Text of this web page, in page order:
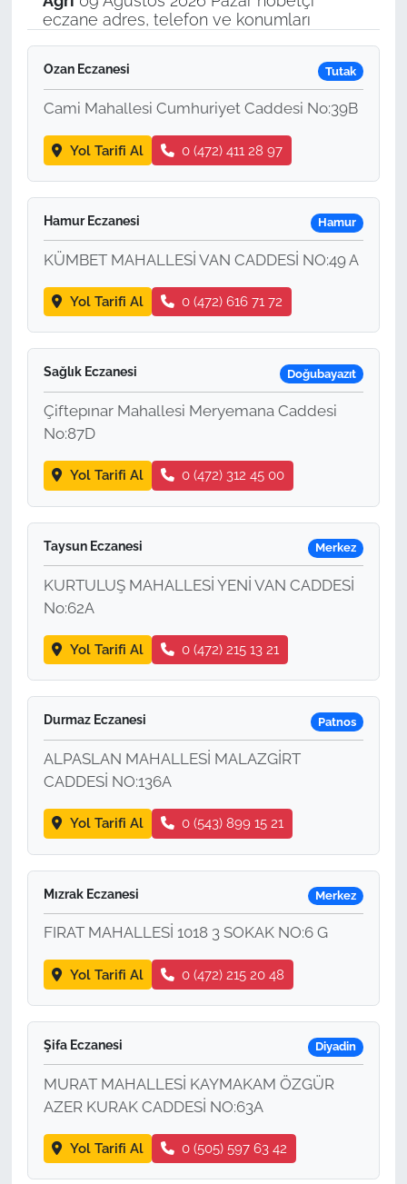
eczane adres, telefon ve konumları
Ozan Eczanesi Tutak
Cami Mahallesi Cumhuriyet Caddesi No:39B
Yol Tarifi Al 0 (472) 411 28 97
Hamur Eczanesi Hamur
KÜMBET MAHALLESİ VAN CADDESİ NO:49 A
Yol Tarifi Al 0 (472) 616 71 72
Sağlık Eczanesi Doğubayazıt
Çiftepınar Mahallesi Meryemana Caddesi
No:87D
Yol Tarifi Al 0 (472) 312 45 00
Taysun Eczanesi Merkez
KURTULUŞ MAHALLESİ YENİ VAN CADDESİ
No:62A
Yol Tarifi Al 0 (472) 215 13 21
Durmaz Eczanesi Patnos
ALPASLAN MAHALLESİ MALAZGİRT
CADDESİ NO:136A
Yol Tarifi Al 0 (543) 899 15 21
Mızrak Eczanesi Merkez
FIRAT MAHALLESİ 1018 3 SOKAK NO:6 G
Yol Tarifi Al 0 (472) 215 20 48
Şifa Eczanesi Diyadin
MURAT MAHALLESİ KAYMAKAM ÖZGÜR
AZER KURAK CADDESİ NO:63A
Yol Tarifi Al 0 (505) 597 63 42